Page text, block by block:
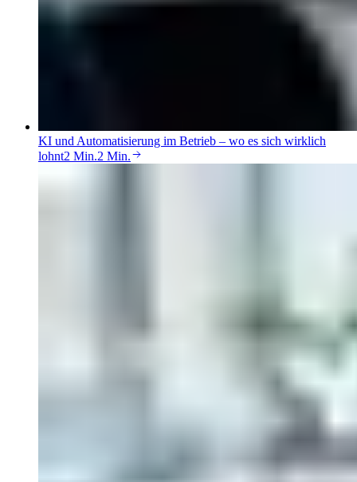
KI und Automatisierung im Betrieb – wo es sich wirklich
lohnt2 Min.2 Min.